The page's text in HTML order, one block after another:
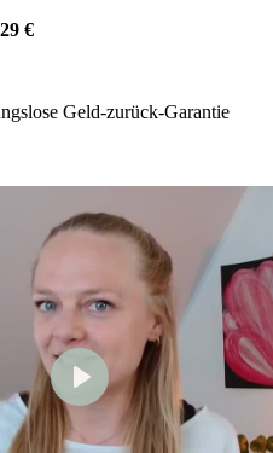
€
Geld-zurück-Garantie